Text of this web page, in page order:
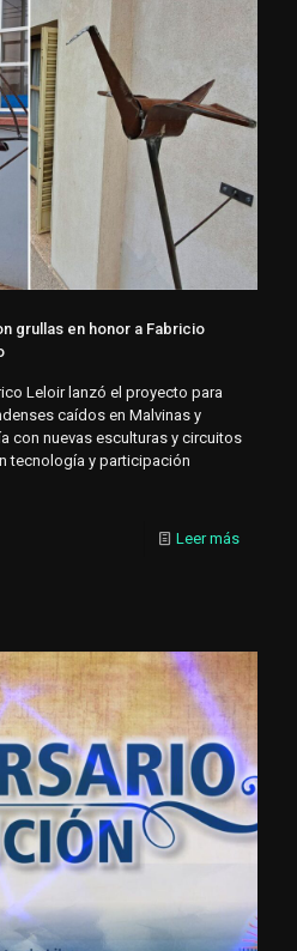
grullas en honor a Fabricio
Leloir lanzó el proyecto para
caídos en Malvinas y
con nuevas esculturas y circuitos
tecnología y participación
Leer más